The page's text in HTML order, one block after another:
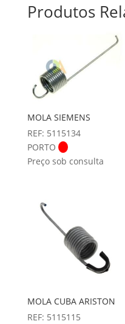
Produtos
MOLA SIEMENS
REF: 5115134
PORTO
Preço sob consulta
MOLA CUBA ARISTON
REF: 5115115